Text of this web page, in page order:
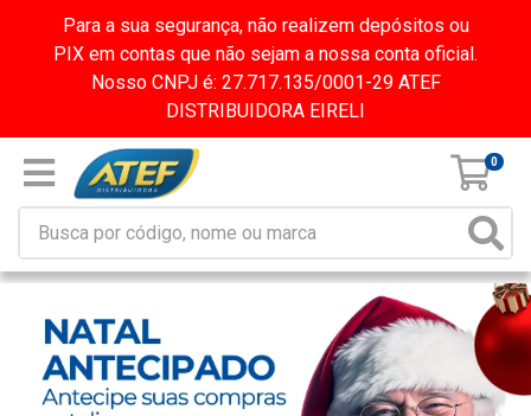
Para a sua segurança, não realizem depósitos ou
PIX em contas que não sejam a nossa conta oficial.
Nosso CNPJ é: 27.717.135/0001-29 ATEF
DISTRIBUIDORA EIRELI
0